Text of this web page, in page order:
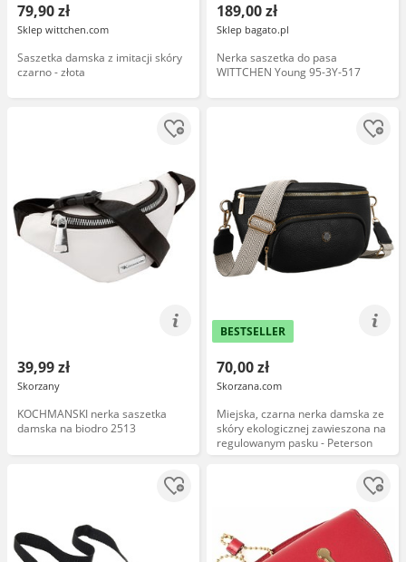
79,90 zł
Sklep wittchen.com
Saszetka damska z imitacji skóry
czarno - złota
189,00 zł
Sklep bagato.pl
Nerka saszetka do pasa
WITTCHEN Young 95-3Y-517
39,99 zł
Skorzany
KOCHMANSKI nerka saszetka
damska na biodro 2513
BESTSELLER
70,00 zł
Skorzana.com
Miejska, czarna nerka damska ze
skóry ekologicznej zawieszona na
regulowanym pasku - Peterson